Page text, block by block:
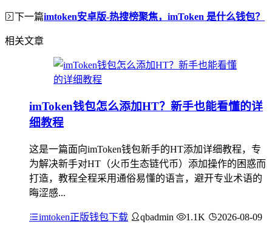
下一篇imtoken安卓版-热搜榜聚焦，imToken 是什么钱包？
相关文章
imToken钱包怎么添加HT？新手也能看懂的详
细教程
这是一篇面向imToken钱包新手的HT添加详细教程，专
为解决新手对HT（火币生态链代币）添加操作的困惑而
打造，教程全程采用通俗易懂的语言，避开专业术语的
晦涩感...
imtoken正版钱包下载 qbadmin 1.1K 2026-08-09